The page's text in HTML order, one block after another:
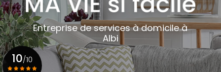
Entreprise de services à domicile à
Albi
10/10